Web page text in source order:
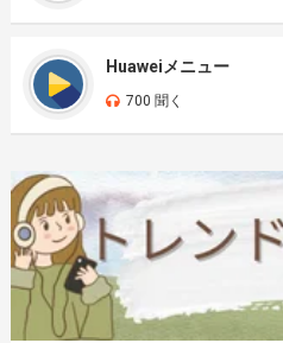
Huaweiメニュー
700 聞く